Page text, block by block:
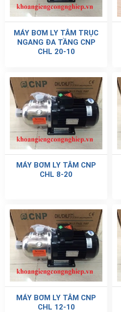
MÁY BƠM LY TÂM TRỤC
NGANG ĐA TẦNG CNP
CHL 20-10
MÁY BƠM LY TÂM CNP
CHL 8-20
MÁY BƠM LY TÂM CNP
CHL 12-10